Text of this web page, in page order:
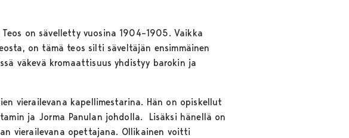
Teos on sävelletty vuosina 1904–1905. Vaikka
on tämä teos silti säveltäjän ensimmäinen
väkevä kromaattisuus yhdistyy barokin ja
vierailevana kapellimestarina. Hän on opiskellut
ja Jorma Panulan johdolla. Lisäksi hänellä on
vierailevana opettajana. Ollikainen voitti